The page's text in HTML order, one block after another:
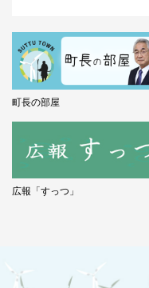
町長の部屋
広報「すっつ」